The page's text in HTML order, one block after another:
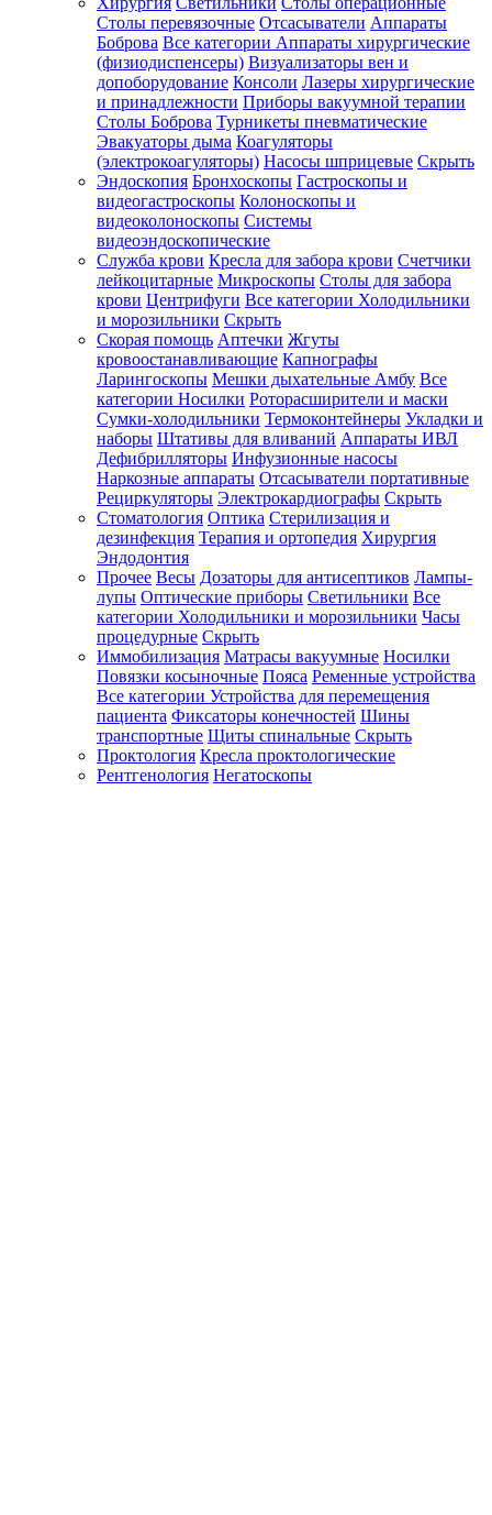
Столы перевязочные Отсасыватели Аппараты
Боброва Все категории Аппараты хирургические
(физиодиспенсеры) Визуализаторы вен и
допоборудование Консоли Лазеры хирургические
и принадлежности Приборы вакуумной терапии
Столы Боброва Турникеты пневматические
Эвакуаторы дыма Коагуляторы
(электрокоагуляторы) Насосы шприцевые Скрыть
Эндоскопия Бронхоскопы Гастроскопы и
видеогастроскопы Колоноскопы и
видеоколоноскопы Системы
видеоэндоскопические
Служба крови Кресла для забора крови Счетчики
лейкоцитарные Микроскопы Столы для забора
крови Центрифуги Все категории Холодильники
и морозильники Скрыть
Скорая помощь Аптечки Жгуты
кровоостанавливающие Капнографы
Ларингоскопы Мешки дыхательные Амбу Все
категории Носилки Роторасширители и маски
Сумки-холодильники Термоконтейнеры Укладки и
наборы Штативы для вливаний Аппараты ИВЛ
Дефибрилляторы Инфузионные насосы
Наркозные аппараты Отсасыватели портативные
Рециркуляторы Электрокардиографы Скрыть
Стоматология Оптика Стерилизация и
дезинфекция Терапия и ортопедия Хирургия
Эндодонтия
Прочее Весы Дозаторы для антисептиков Лампы-
лупы Оптические приборы Светильники Все
категории Холодильники и морозильники Часы
процедурные Скрыть
Иммобилизация Матрасы вакуумные Носилки
Повязки косыночные Пояса Ременные устройства
Все категории Устройства для перемещения
пациента Фиксаторы конечностей Шины
транспортные Щиты спинальные Скрыть
Проктология Кресла проктологические
Рентгенология Негатоскопы